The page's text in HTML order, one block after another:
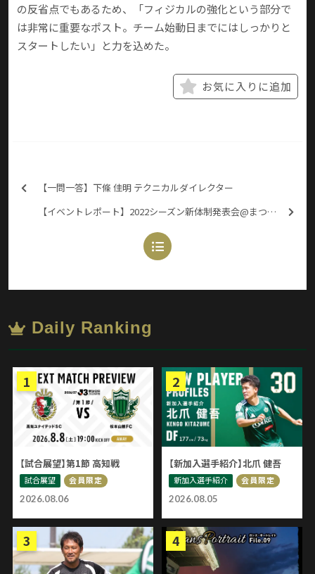
の反省点でもあるため、「フィジカルの強化という部分で
は非常に重要なポスト。チーム始動日までにはしっかりと
スタートしたい」と力を込めた。
お気に入りに追加
【一問一答】下條 佳明 テクニカルダイレクター
【イベントレポート】2022シーズン新体制発表会@まつもと市民芸術館
Daily Ranking
2026.08.06
【試合展望】第1節 高知戦
試合展望
会員限定
2026.08.05
【新加入選手紹介】北爪 健吾
新加入選手紹介 会員限定